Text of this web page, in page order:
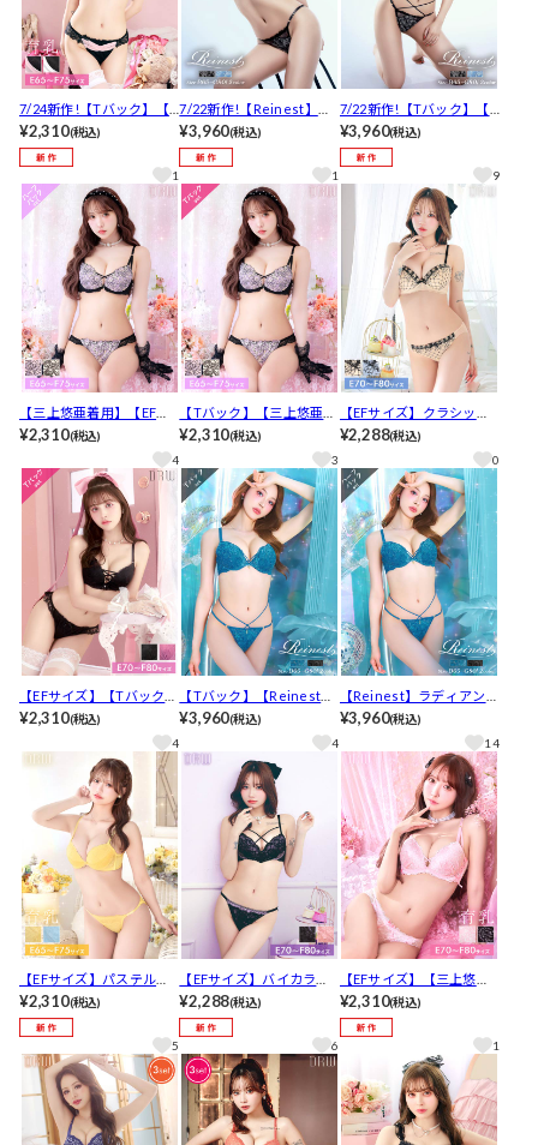
7/24新作!【Tバック】【E
Fサイズ】ドレープシフォ
ンレース育乳脇高ブラジ
ャー&バック透けTバック
ショーツ[推し]
¥2,310(税込)
1
7/22新作!【Reinest】ノ
ーブルコードレースブラ
ジャー&バック透けフルバ
ックショーツ[推し]
¥3,960(税込)
1
7/22新作!【Tバック】【R
einest】ノーブルコード
レースブラジャー&バック
透けTバックショーツ[推
¥3,960(税込)
9
【三上悠亜着用】【EFサ
イズ】シャイニーブルー
ムレースブラジャー&バッ
ク透けハーフバックショ
ーツ［推し］
¥2,310(税込)
4
【Tバック】【三上悠亜着
用】【EFサイズ】シャイ
ニーブルームレースブラ
ジャー&バック透けTバッ
クショーツ［推し］
¥2,310(税込)
3
【EFサイズ】クラシック
リボンレースブラジャー&
バック透けフルバックシ
ョーツ[推し]
¥2,288(税込)
0
【EFサイズ】【Tバック】
ワンカラーレースアップ
ブラジャー&Tバックショ
ーツ[推し]
¥2,310(税込)
4
【Tバック】【Reinest】
ラディアントフルールレ
ースブラジャー&バック透
けTバックショーツ[推し]
¥3,960(税込)
4
【Reinest】ラディアント
フルールレースブラジャ
ー&バック透けハーフバッ
クショーツ[推し]
¥3,960(税込)
14
【EFサイズ】パステルピ
ュアレース育乳脇高ブラ
ジャー&フルバックショー
ツ[推し]
¥2,310(税込)
5
【EFサイズ】バイカラー
レーシィサテンコードブ
ラジャー&バック透けフル
バックショーツ[人気]
¥2,288(税込)
6
【EFサイズ】【三上悠亜
着用】ドリーミーレース
アップ育乳脇高ブラジャ
ー&バック透けフルバック
ショーツ[推し]
¥2,310(税込)
1